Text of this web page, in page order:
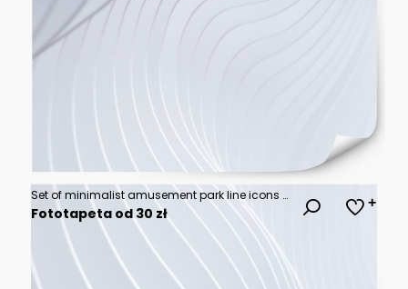
Set of minimalist amusement park line icons including a roller coaster, ferris wheel, circus tent, popcorn cart, carousel horse, and ticket booth. Perfect for carnival and fairground design themes.
Fototapeta od 30 zł